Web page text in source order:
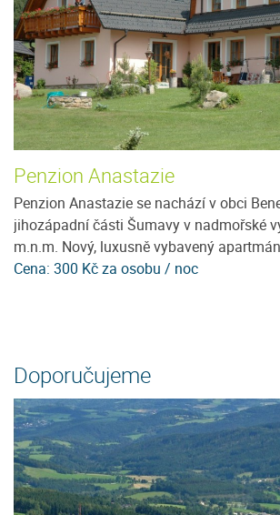
Penzion Anastazie
Penzion Anastazie se nachází v obci
jihozápadní části Šumavy v nadmořské
m.n.m. Nový, luxusně vybavený
Cena: 300 Kč za osobu / noc
Doporučujeme